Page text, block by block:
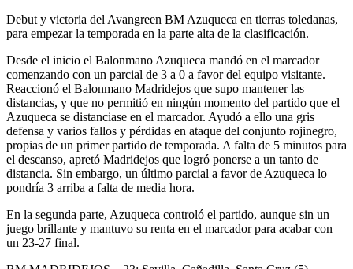
Debut y victoria del Avangreen BM Azuqueca en tierras toledanas,
para empezar la temporada en la parte alta de la clasificación.
Desde el inicio el Balonmano Azuqueca mandó en el marcador
comenzando con un parcial de 3 a 0 a favor del equipo visitante.
Reaccionó el Balonmano Madridejos que supo mantener las
distancias, y que no permitió en ningún momento del partido que el
Azuqueca se distanciase en el marcador. Ayudó a ello una gris
defensa y varios fallos y pérdidas en ataque del conjunto rojinegro,
propias de un primer partido de temporada. A falta de 5 minutos para
el descanso, apretó Madridejos que logró ponerse a un tanto de
distancia. Sin embargo, un último parcial a favor de Azuqueca lo
pondría 3 arriba a falta de media hora.
En la segunda parte, Azuqueca controló el partido, aunque sin un
juego brillante y mantuvo su renta en el marcador para acabar con
un 23-27 final.